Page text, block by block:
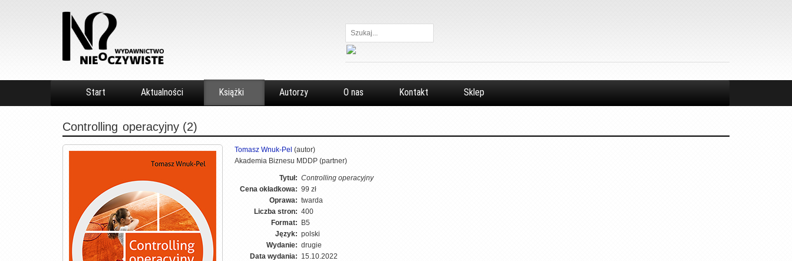
Szukaj...
Start Aktualności Książki Autorzy O nas Kontakt Sklep
Controlling operacyjny (2)
Tomasz Wnuk-Pel (autor)
Akademia Biznesu MDDP (partner)
Tytuł: Controlling operacyjny
Cena okładkowa: 99 zł
Oprawa: twarda
Liczba stron: 400
Format: B5
Język: polski
Wydanie: drugie
Data wydania: 15.10.2022